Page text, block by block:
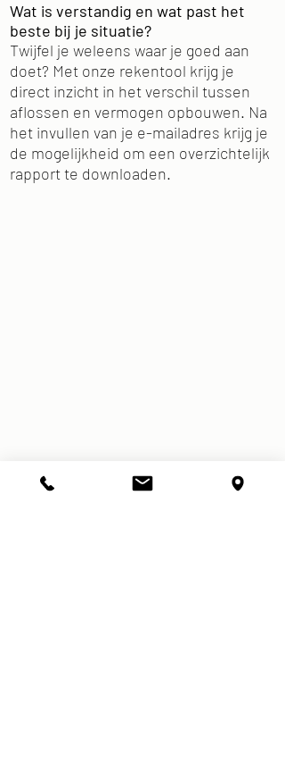
Wat is verstandig en wat past het
beste bij je situatie?
Twijfel je weleens waar je goed aan
doet? Met onze rekentool krijg je
direct inzicht in het verschil tussen
aflossen en vermogen opbouwen. Na
het invullen van je e-mailadres krijg je
de mogelijkheid om een overzichtelijk
rapport te downloaden.